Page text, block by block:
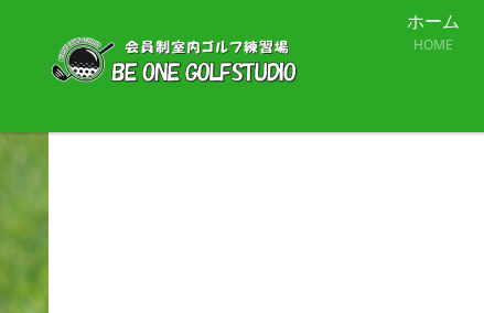
ホーム
HOME
よくある質問